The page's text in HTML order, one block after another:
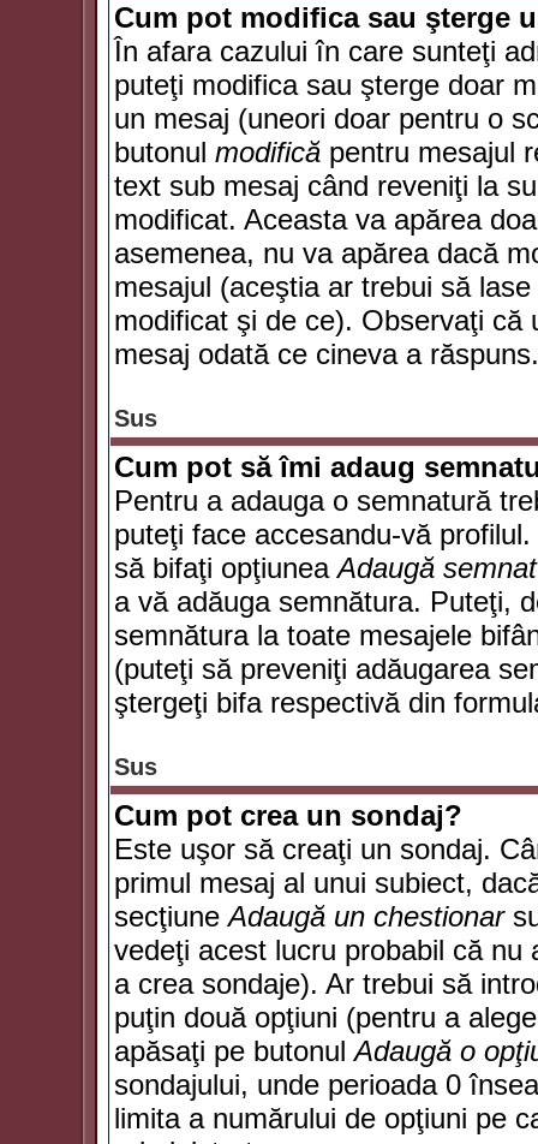
Cum pot modifica sau şterge
În afara cazului în care sunteţi
puteţi modifica sau şterge doar
un mesaj (uneori doar pentru o
butonul modifică pentru mesajul
text sub mesaj când reveniţi la
modificat. Aceasta va apărea
asemenea, nu va apărea dacă
mesajul (aceştia ar trebui să
modificat şi de ce). Observaţi că
mesaj odată ce cineva a răspuns.
Sus
Cum pot să îmi adaug
Pentru a adauga o semnatură
puteţi face accesandu-vă
să bifaţi opţiuneaAdaugă
a vă adăuga semnătura. Puteţi,
semnătura la toate mesajele
(puteţi să preveniţi adăugarea
ştergeţi bifa respectivă din
Sus
Cum pot crea un sondaj?
Este uşor să creaţi un sondaj.
primul mesaj al unui subiect,
secţiuneAdaugă un chestionar
vedeţi acest lucru probabil că nu
a crea sondaje). Ar trebui să
puţin două opţiuni (pentru a
apăsaţi pe butonulAdaugă o
sondajului, unde perioada 0
limita a numărului de opţiuni pe